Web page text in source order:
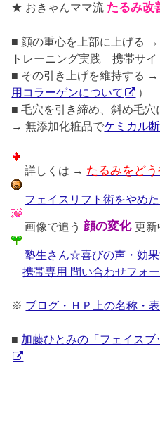
★ おきゃんママ流 たるみ改
■ 顔の重心を上部に上げる →
トレーニング実践 携帯サイ
■ その引き上げを維持する
用コラーゲンについて
）
■ 毛穴を引き締め、斜め毛
→ 無添加化粧品でケミカル
詳しくは → たるみをど
フェイスリフト術をやめ
画像で追う 顔の変化更新
塾生さん☆喜びの声・効
携帯専用 問い合わせフォ
※ ブログ・ＨＰ上の名称・
■ 加藤ひとみの「フェイスブ